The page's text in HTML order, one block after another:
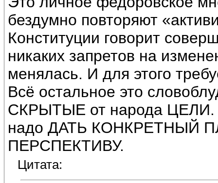
бездумно повторяют
Конституции говорит
никаких запретов на
менялась. И для этого
Всё остальное это
СКРЫТЫЕ от народа ЦЕЛИ.
надо ДАТЬ КОНКРЕТНЫЙ
ПЕРСПЕКТИВУ.
Цитата: